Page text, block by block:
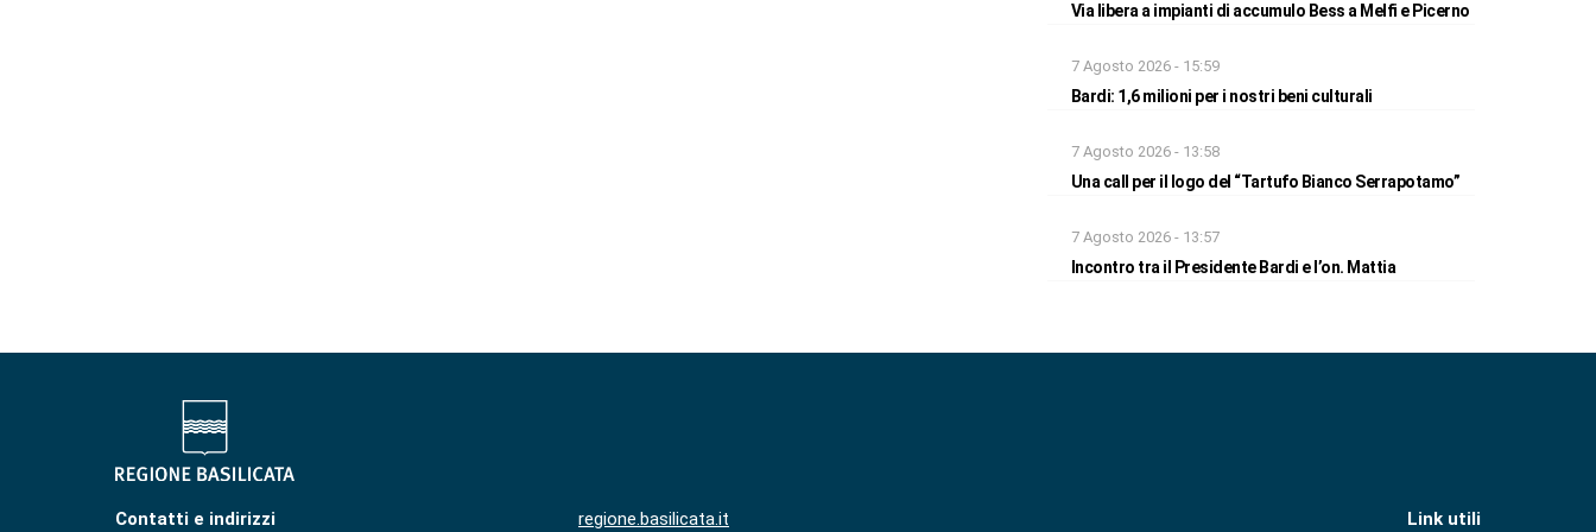
Via libera a impianti di accumulo Bess a Melfi e Picerno
7 Agosto 2026 - 15:59
Bardi: 1,6 milioni per i nostri beni culturali
7 Agosto 2026 - 13:58
Una call per il logo del “Tartufo Bianco Serrapotamo”
7 Agosto 2026 - 13:57
Incontro tra il Presidente Bardi e l’on. Mattia
Contatti e indirizzi regione.basilicata.it Link utili